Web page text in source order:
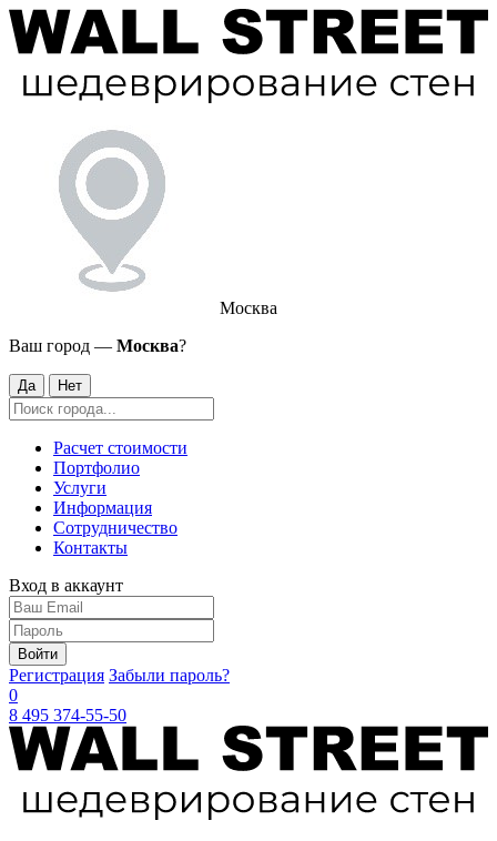
Москва
Ваш город — Москва?
Да Нет
Расчет стоимости
Портфолио
Услуги
Информация
Сотрудничество
Контакты
Вход в аккаунт
Войти
Регистрация Забыли пароль?
0
8 495 374-55-50